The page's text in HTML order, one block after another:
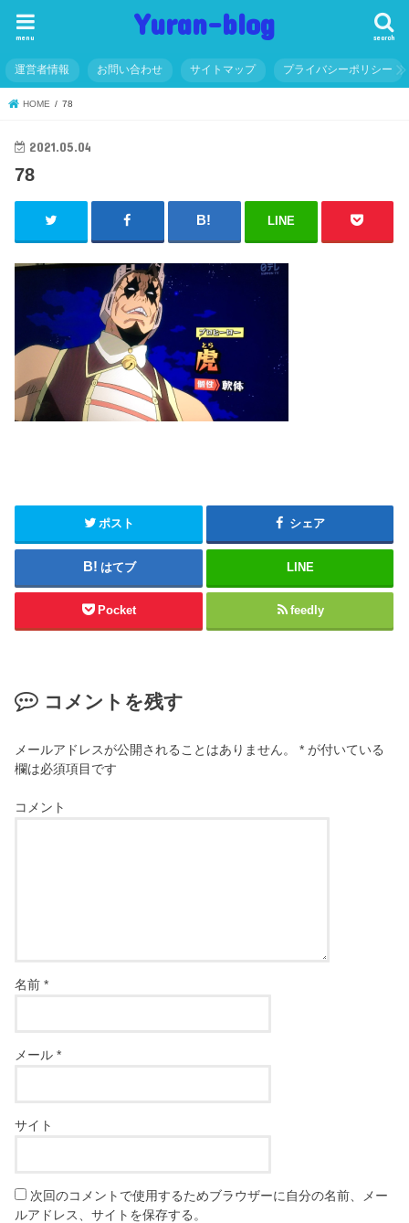
Yuran-blog search
menu
運営者情報 お問い合わせ サイトマップ プライバシーポリシー
HOME 78
2021.05.04
78
LINE
ポスト シェア
はてブ LINE
Pocket feedly
コメントを残す
メールアドレスが公開されることはありません。 * が付いている
欄は必須項目です
コメント
名前*
メール*
サイト
次回のコメントで使用するためブラウザーに自分の名前、メー
ルアドレス、サイトを保存する。